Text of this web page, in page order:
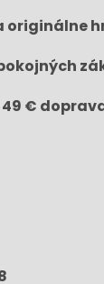
originálne
49 €